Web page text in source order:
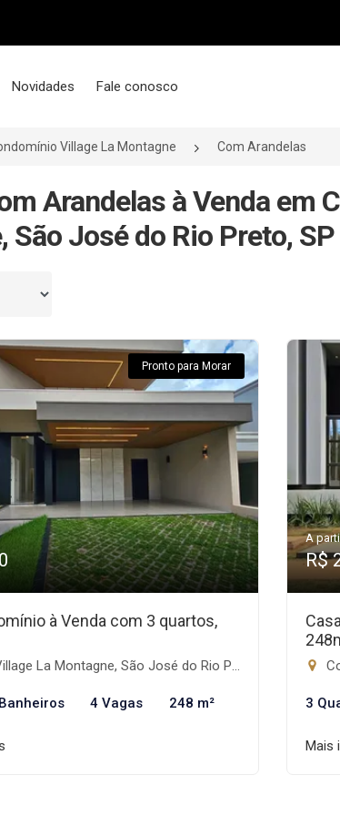
Novidades Fale conosco
Village La Montagne Com Arandelas
Arandelas à Venda em
São José do Rio Preto, SP
Pronto para Morar
à Venda com 3 quartos,
La Montagne, São José do Rio Preto-SP
4 Vagas 248 m²
A
R$
3
Mais